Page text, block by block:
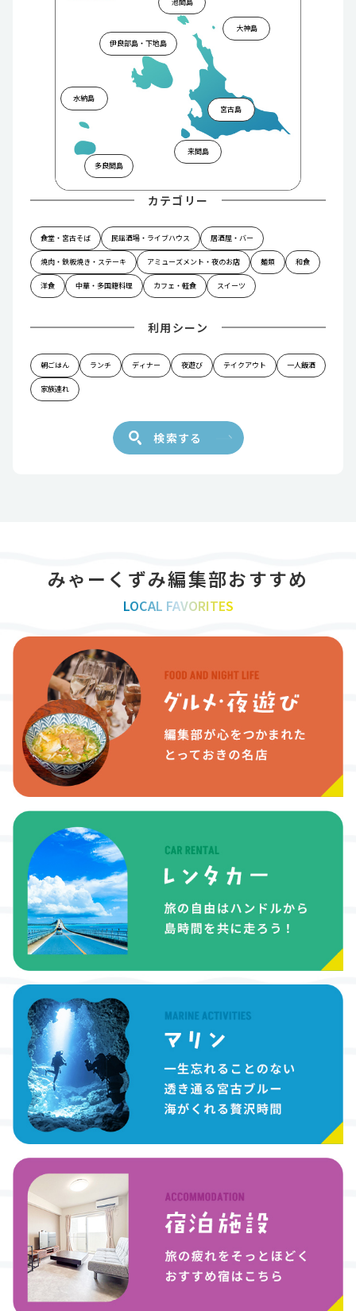
カテゴリー
食堂・宮古そば 民謡酒場・ライブハウス 居酒屋・バー
焼肉・鉄板焼き・ステーキ アミューズメント・夜のお店 麺類 和食
洋食 中華・多国籍料理 カフェ・軽食 スイーツ
利用シーン
朝ごはん ランチ ディナー 夜遊び テイクアウト 一人飯酒
家族連れ
宮古島
伊良部島・下地島
多良間島
大神島
来間島
水納島
検索する
みゃーくずみ編集部おすすめ
LOCAL FAVORITES